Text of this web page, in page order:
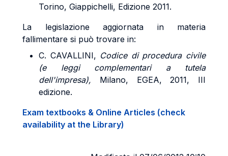
Torino, Giappichelli, Edizione 2011.
La legislazione aggiornata in materia
fallimentare si può trovare in:
C. CAVALLINI, Codice di procedura civile
(e leggi complementari a tutela
dell'impresa), Milano, EGEA, 2011, III
edizione.
Exam textbooks & Online Articles (check
availability at the Library)